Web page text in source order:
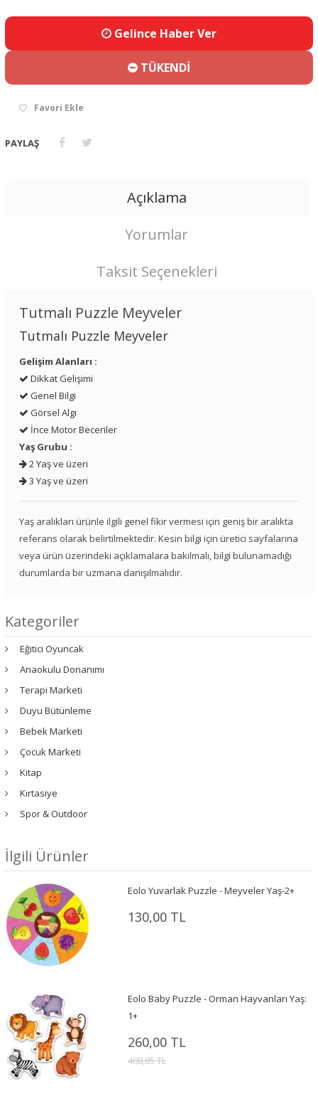
Gelince Haber Ver
TÜKENDİ
Favori Ekle
PAYLAŞ
Açıklama
Yorumlar
Taksit Seçenekleri
Tutmalı Puzzle Meyveler
Tutmalı Puzzle Meyveler
Gelişim Alanları :
Dikkat Gelişimi
Genel Bilgi
Görsel Algı
İnce Motor Beceriler
Yaş Grubu :
2 Yaş ve üzeri
3 Yaş ve üzeri
Yaş aralıkları ürünle ilgili genel fikir vermesi için geniş bir aralıkta
referans olarak belirtilmektedir. Kesin bilgi için üretici sayfalarına
veya ürün üzerindeki açıklamalara bakılmalı, bilgi bulunamadığı
durumlarda bir uzmana danışılmalıdır.
Kategoriler
Eğitici Oyuncak
Anaokulu Donanımı
Terapi Marketi
Duyu Bütünleme
Bebek Marketi
Çocuk Marketi
Kitap
Kırtasiye
Spor & Outdoor
İlgili Ürünler
Eolo Yuvarlak Puzzle - Meyveler Yaş-2+
130,00 TL
Eolo Baby Puzzle - Orman Hayvanları Yaş:
1+
260,00 TL
408,85 TL